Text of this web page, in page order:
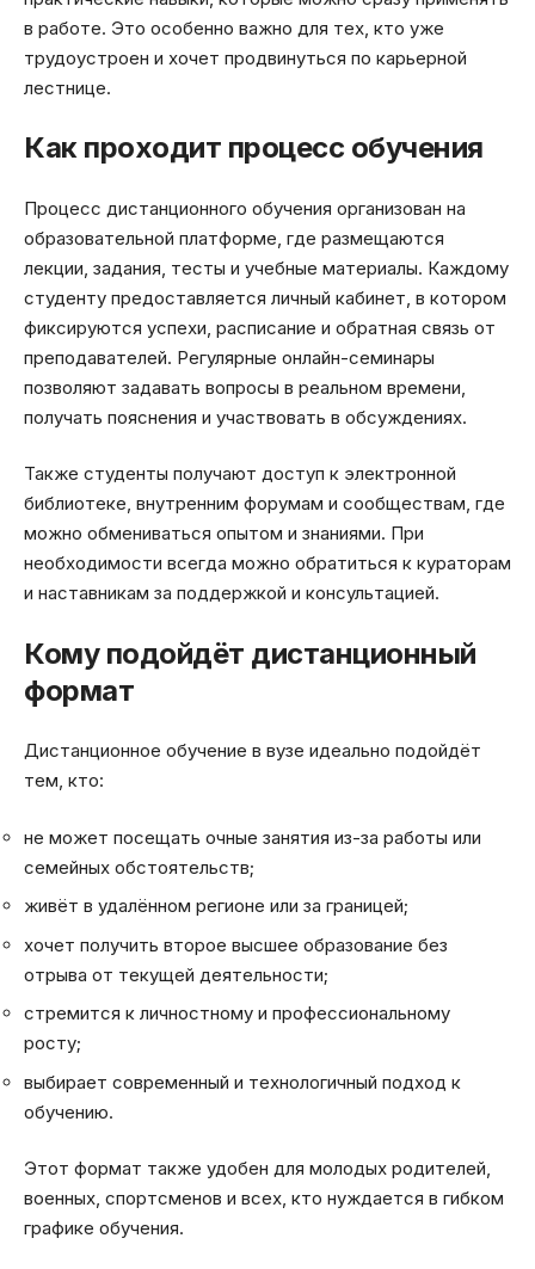
в работе. Это особенно важно для тех, кто уже
трудоустроен и хочет продвинуться по карьерной
лестнице.
Как проходит процесс обучения
Процесс дистанционного обучения организован на
образовательной платформе, где размещаются
лекции, задания, тесты и учебные материалы. Каждому
студенту предоставляется личный кабинет, в котором
фиксируются успехи, расписание и обратная связь от
преподавателей. Регулярные онлайн-семинары
позволяют задавать вопросы в реальном времени,
получать пояснения и участвовать в обсуждениях.
Также студенты получают доступ к электронной
библиотеке, внутренним форумам и сообществам, где
можно обмениваться опытом и знаниями. При
необходимости всегда можно обратиться к кураторам
и наставникам за поддержкой и консультацией.
Кому подойдёт дистанционный
формат
Дистанционное обучение в вузе идеально подойдёт
тем, кто:
не может посещать очные занятия из-за работы или
семейных обстоятельств;
живёт в удалённом регионе или за границей;
хочет получить второе высшее образование без
отрыва от текущей деятельности;
стремится к личностному и профессиональному
росту;
выбирает современный и технологичный подход к
обучению.
Этот формат также удобен для молодых родителей,
военных, спортсменов и всех, кто нуждается в гибком
графике обучения.